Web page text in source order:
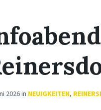
2026in NEUIGKEITEN,